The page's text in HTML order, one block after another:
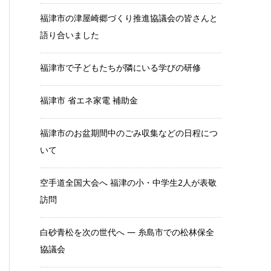
福津市の津屋崎郷づくり推進協議会の皆さんと
語り合いました
福津市で子どもたちが隣にいる学びの研修
福津市 省エネ家電 補助金
福津市のお盆期間中のごみ収集などの日程につ
いて
空手道全国大会へ 福津の小・中学生2人が表敬
訪問
白砂青松を次の世代へ ― 糸島市での松林保全
協議会